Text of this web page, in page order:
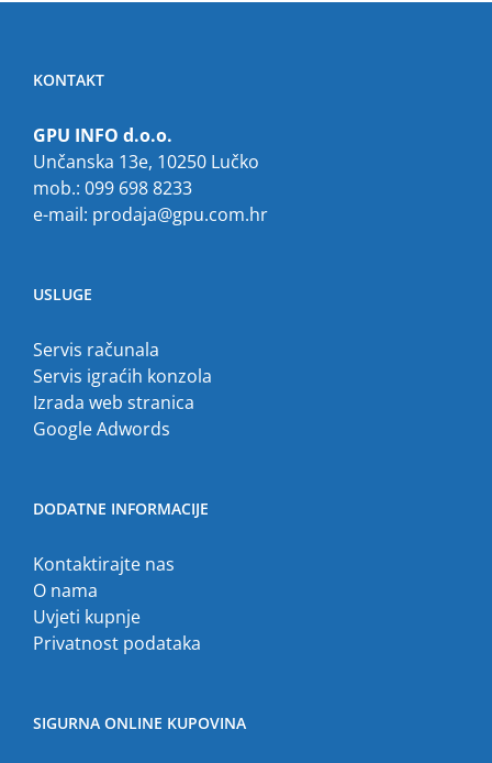
KONTAKT
GPU INFO d.o.o.
Unčanska 13e, 10250 Lučko
mob.: 099 698 8233
e-mail: prodaja@gpu.com.hr
USLUGE
Servis računala
Servis igraćih konzola
Izrada web stranica
Google Adwords
DODATNE INFORMACIJE
Kontaktirajte nas
O nama
Uvjeti kupnje
Privatnost podataka
SIGURNA ONLINE KUPOVINA